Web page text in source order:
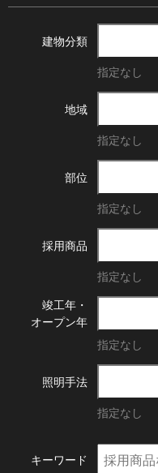
建物分類
指定なし
地域
指定なし
部位
指定なし
採用商品
指定なし
竣工年・
オープン年
指定なし
照明手法
指定なし
キーワード